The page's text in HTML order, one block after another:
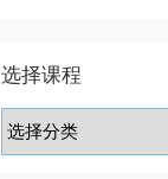
选择课程